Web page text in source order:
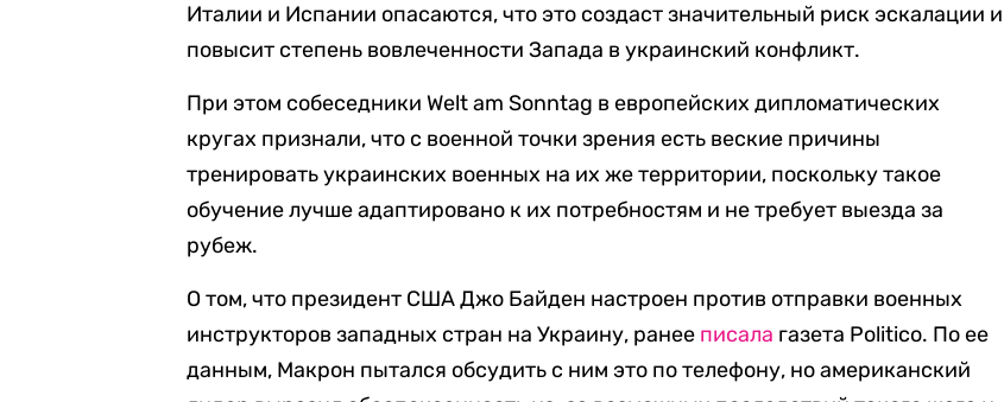
Италии и Испании опасаются, что это создаст значительный риск эскалации и
повысит степень вовлеченности Запада в украинский конфликт.
При этом собеседники Welt am Sonntag в европейских дипломатических
кругах признали, что с военной точки зрения есть веские причины
тренировать украинских военных на их же территории, поскольку такое
обучение лучше адаптировано к их потребностям и не требует выезда за
рубеж.
О том, что президент США Джо Байден настроен против отправки военных
инструкторов западных стран на Украину, ранее писала газета Politico. По ее
данным, Макрон пытался обсудить с ним это по телефону, но американский